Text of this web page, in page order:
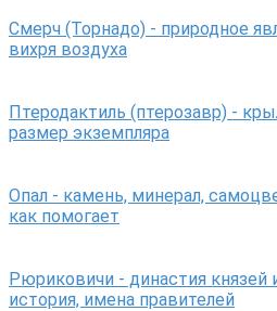
Смерч (Торнадо) - природное
вихря воздуха
Птеродактиль (птерозавр) -
размер экземпляра
Опал - камень, минерал,
как помогает
Рюриковичи - династия князей
история, имена правителей